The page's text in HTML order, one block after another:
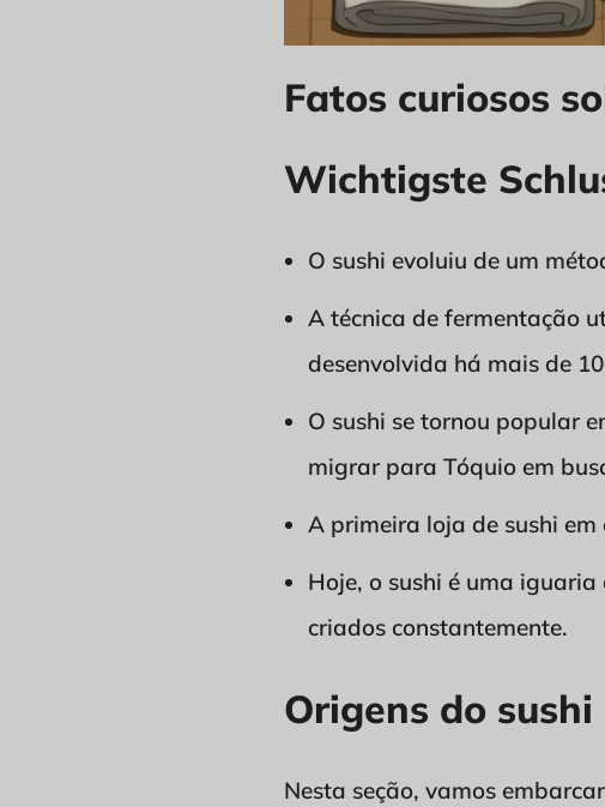
Fatos curiosos
Wichtigste
O sushi evoluiu de um
A técnica de fermentação
desenvolvida há mais de
O sushi se tornou popular
migrar para Tóquio em
A primeira loja de sushi
Hoje, o sushi é uma
criados constantemente.
Origens do sushi
Nesta seção, vamos